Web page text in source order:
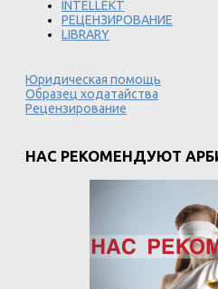
INTELLEKT
РЕЦЕНЗИРОВАНИЕ
LIBRARY
Юридическая помощь
Образец ходатайства
Рецензирование
НАС РЕКОМЕНДУЮТ